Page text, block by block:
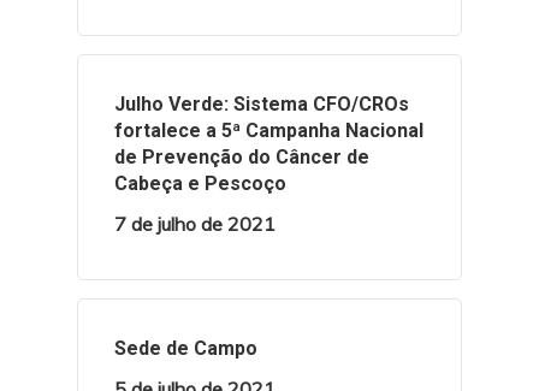
Julho Verde: Sistema CFO/CROs
fortalece a 5ª Campanha Nacional
de Prevenção do Câncer de
Cabeça e Pescoço
7 de julho de 2021
Sede de Campo